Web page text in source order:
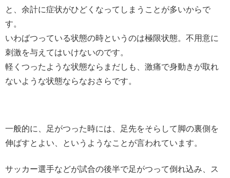
と、余計に症状がひどくなってしまうことが多いからで
す。
いわばつっている状態の時というのは極限状態。不用意に
刺激を与えてはいけないのです。
軽くつったような状態ならまだしも、激痛で身動きが取れ
ないような状態ならなおさらです。
一般的に、足がつった時には、足先をそらして脚の裏側を
伸ばすとよい、というようなことが言われています。
サッカー選手などが試合の後半で足がつって倒れ込み、ス